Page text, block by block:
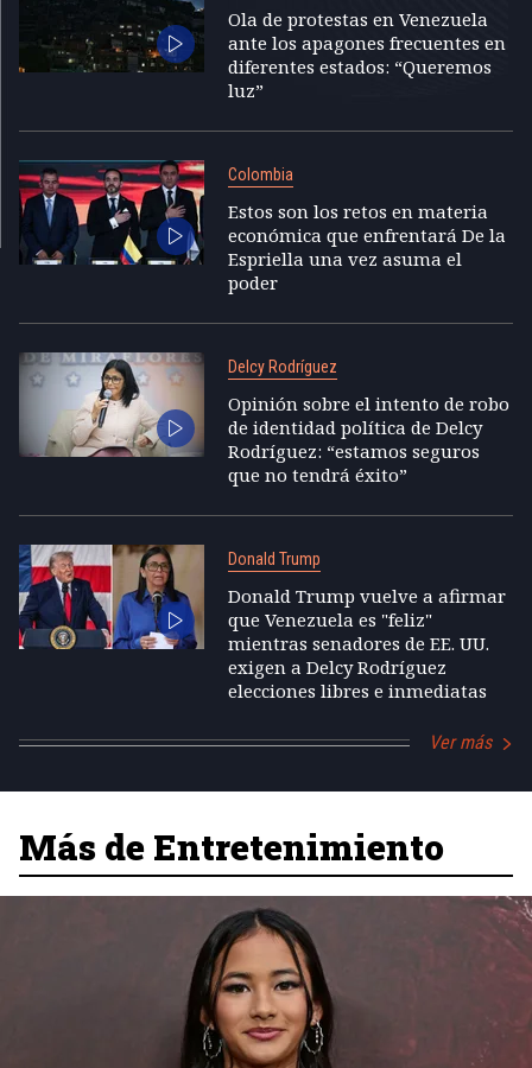
Ola de protestas en Venezuela
ante los apagones frecuentes en
diferentes estados: “Queremos
luz”
Colombia
Estos son los retos en materia
económica que enfrentará De la
Espriella una vez asuma el
poder
Delcy Rodríguez
Opinión sobre el intento de robo
de identidad política de Delcy
Rodríguez: “estamos seguros
que no tendrá éxito”
Donald Trump
Donald Trump vuelve a afirmar
que Venezuela es "feliz"
mientras senadores de EE. UU.
exigen a Delcy Rodríguez
elecciones libres e inmediatas
Ver más
Más de Entretenimiento